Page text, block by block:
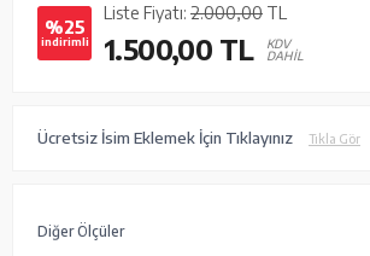
%25
indirimli
Liste Fiyatı: 2.000,00 TL
1.500,00 TL
KDV
DAHİL
Ücretsiz İsim Eklemek İçin Tıklayınız Tıkla Gör
Diğer Ölçüler